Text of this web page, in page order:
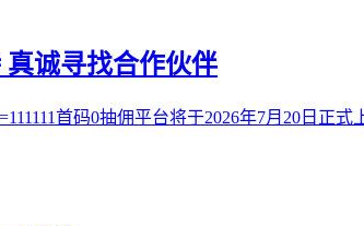
诚寻找合作伙伴
首码0抽佣平台将于2026年7月20日正式